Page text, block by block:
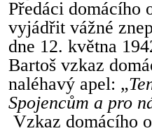
Předáci domácího
vyjádřit vážné
dne 12. května
Bartoš vzkaz
naléhavý apel: „
Spojencům a pro
Vzkaz domácího